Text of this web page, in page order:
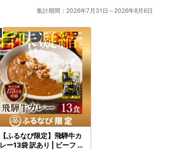
集計期間：2026年7月31日～2026年8月6日
【ふるなび限定】飛騨牛カ
レー13袋 訳あり | ビーフ